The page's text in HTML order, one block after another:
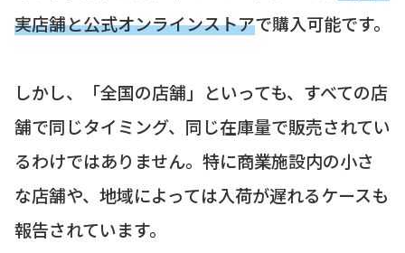
実店舗と公式オンラインストアで購入可能です。
しかし、「全国の店舗」といっても、すべての店
舗で同じタイミング、同じ在庫量で販売されてい
るわけではありません。特に商業施設内の小さ
な店舗や、地域によっては入荷が遅れるケースも
報告されています。